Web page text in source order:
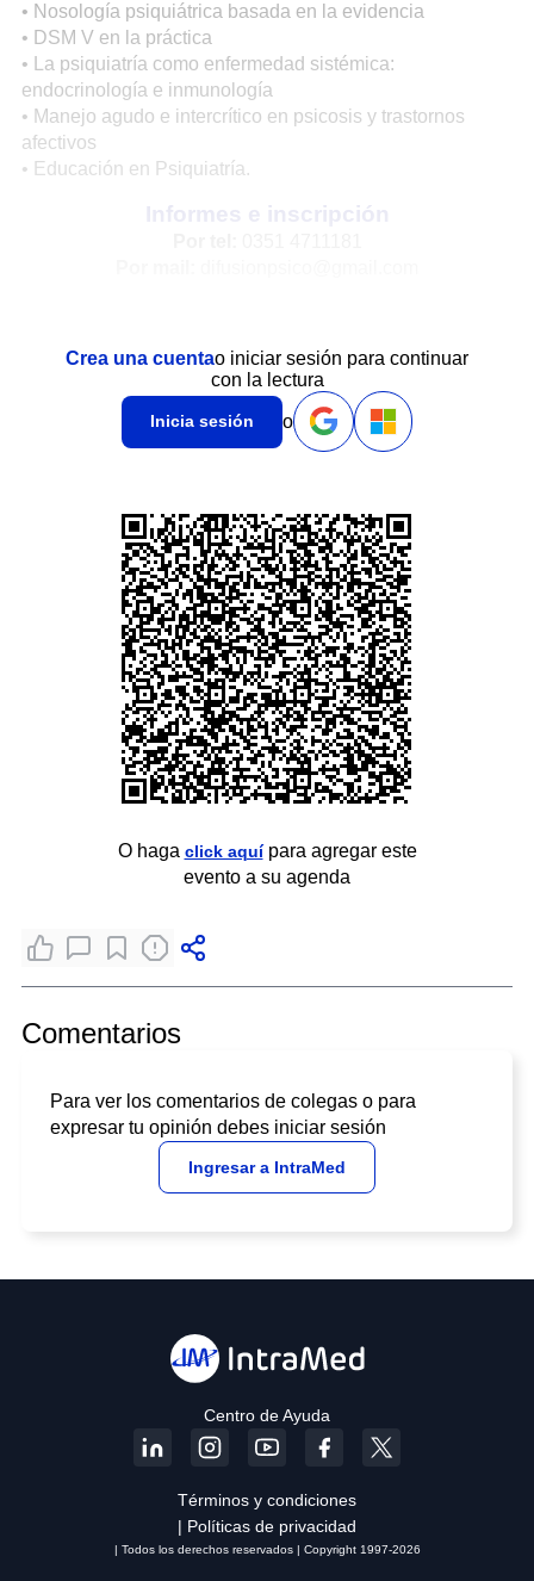
• Nosología psiquiátrica basada en la evidencia
• DSM V en la práctica
• La psiquiatría como enfermedad sistémica:
endocrinología e inmunología
• Manejo agudo e intercrítico en psicosis y trastornos
afectivos
• Educación en Psiquiatría.
Crea una cuentao iniciar sesión para continuar
con la lectura
Inicia sesión o
O haga click aquípara agregar este
evento a su agenda
Comentarios
Para ver los comentarios de colegas o para
expresar tu opinión debes iniciar sesión
Ingresar a IntraMed
Centro de Ayuda
Términos y condiciones
| Políticas de privacidad
| Todos los derechos reservados | Copyright 1997-2026